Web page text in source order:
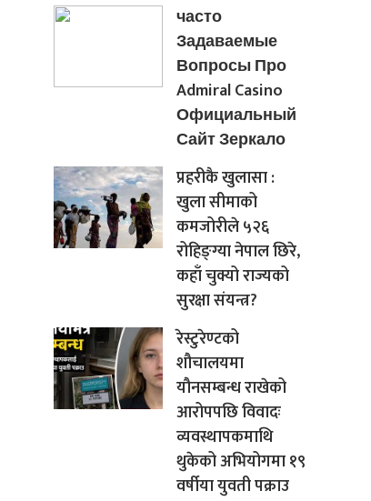
часто
Задаваемые
Вопросы Про
Admiral Casino
Официальный
Сайт Зеркало
प्रहरीकै खुलासा :
खुला सीमाको
कमजोरीले ५२६
रोहिङ्ग्या नेपाल छिरे,
कहाँ चुक्यो राज्यको
सुरक्षा संयन्त्र?
रेस्टुरेण्टको
शौचालयमा
यौनसम्बन्ध राखेको
आरोपपछि विवादः
व्यवस्थापकमाथि
थुकेको अभियोगमा १९
वर्षीया युवती पक्राउ